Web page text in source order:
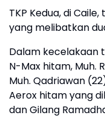
TKP Kedua, di
yang melibatkan
Dalam kecelakaan
N-Max hitam, Muh.
Muh. Qadriawan
Aerox hitam yang
dan Gilang